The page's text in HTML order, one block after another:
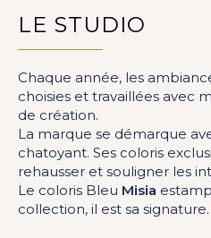
LE STUDIO
Chaque année, les
choisies et travaillées avec
de création.
La marque se démarque
chatoyant. Ses coloris
rehausser et souligner les
Le coloris Bleu Misia
collection, il est sa signature.